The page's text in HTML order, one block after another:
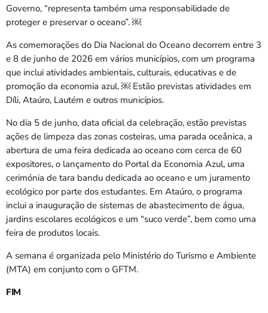
Governo, “representa também uma responsabilidade de
proteger e preservar o oceano”. ￼
As comemorações do Dia Nacional do Oceano decorrem entre 3
e 8 de junho de 2026 em vários municípios, com um programa
que inclui atividades ambientais, culturais, educativas e de
promoção da economia azul. ￼ Estão previstas atividades em
Díli, Ataúro, Lautém e outros municípios.
No dia 5 de junho, data oficial da celebração, estão previstas
ações de limpeza das zonas costeiras, uma parada oceânica, a
abertura de uma feira dedicada ao oceano com cerca de 60
expositores, o lançamento do Portal da Economia Azul, uma
cerimónia de tara bandu dedicada ao oceano e um juramento
ecológico por parte dos estudantes. Em Ataúro, o programa
inclui a inauguração de sistemas de abastecimento de água,
jardins escolares ecológicos e um “suco verde”, bem como uma
feira de produtos locais.
A semana é organizada pelo Ministério do Turismo e Ambiente
(MTA) em conjunto com o GFTM.
FIM